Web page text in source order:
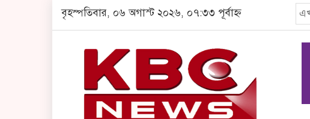
বৃহস্পতিবার, ০৬ অগাস্ট ২০২৬, ০৭:৩৩ পূর্বাহ্ন